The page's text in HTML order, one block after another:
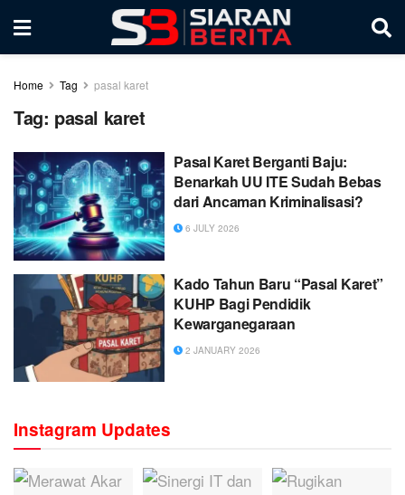
Home Tag pasal karet
Tag: pasal karet
Pasal Karet Berganti Baju:
Benarkah UU ITE Sudah Bebas
dari Ancaman Kriminalisasi?
6 JULY 2026
Kado Tahun Baru “Pasal Karet”
KUHP Bagi Pendidik
Kewarganegaraan
2 JANUARY 2026
Instagram Updates